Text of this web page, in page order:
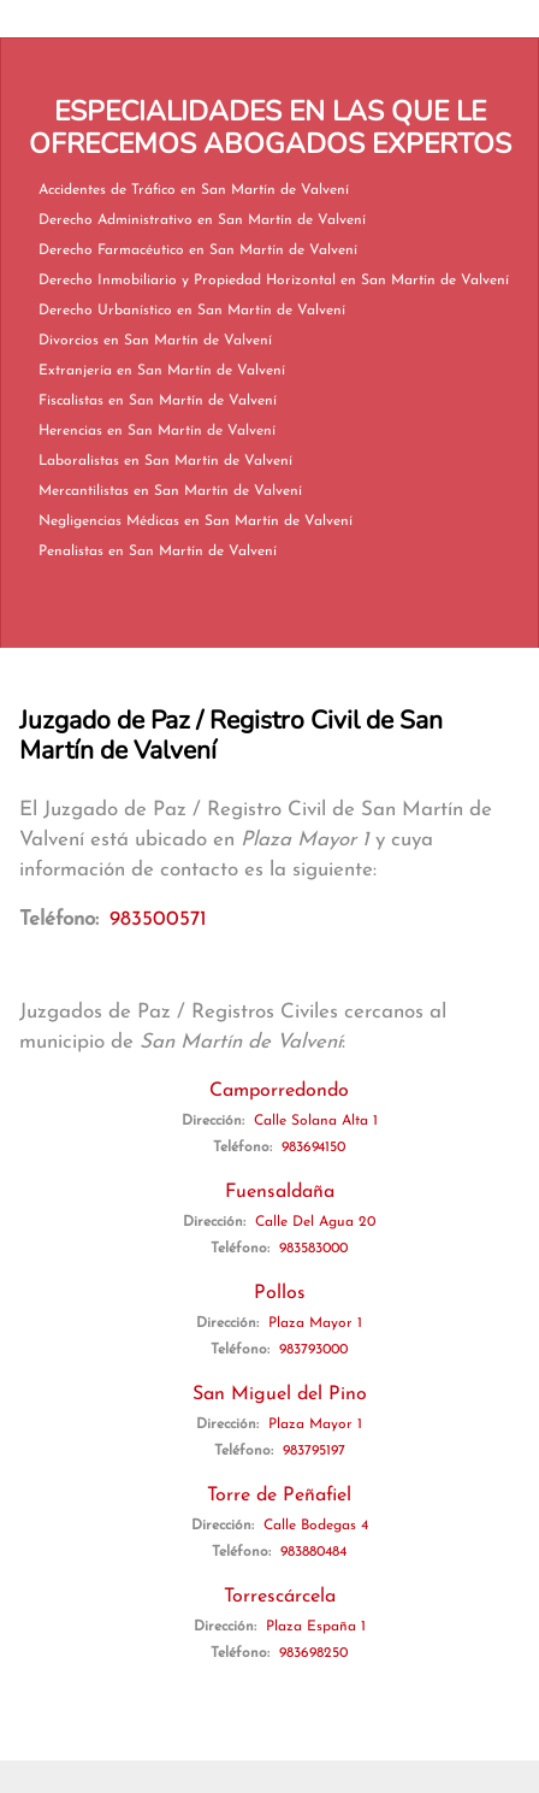
ESPECIALIDADES EN LAS QUE LE
OFRECEMOS ABOGADOS EXPERTOS
Accidentes de Tráfico en San Martín de Valvení
Derecho Administrativo en San Martín de Valvení
Derecho Farmacéutico en San Martín de Valvení
Derecho Inmobiliario y Propiedad Horizontal en San Martín de Valvení
Derecho Urbanístico en San Martín de Valvení
Divorcios en San Martín de Valvení
Extranjería en San Martín de Valvení
Fiscalistas en San Martín de Valvení
Herencias en San Martín de Valvení
Laboralistas en San Martín de Valvení
Mercantilistas en San Martín de Valvení
Negligencias Médicas en San Martín de Valvení
Penalistas en San Martín de Valvení
Juzgado de Paz / Registro Civil de San
Martín de Valvení
El Juzgado de Paz / Registro Civil de San Martín de
Valvení está ubicado en Plaza Mayor 1y cuya
información de contacto es la siguiente:
Teléfono: 983500571
Juzgados de Paz / Registros Civiles cercanos al
municipio de San Martín de Valvení:
Camporredondo
Dirección:
Calle Solana Alta 1
Teléfono:
983694150
Fuensaldaña
Dirección:
Calle Del Agua 20
Teléfono:
983583000
Pollos
Dirección:
Plaza Mayor 1
Teléfono:
983793000
San Miguel del Pino
Dirección:
Plaza Mayor 1
Teléfono:
983795197
Torre de Peñafiel
Dirección:
Calle Bodegas 4
Teléfono:
983880484
Torrescárcela
Dirección:
Plaza España 1
Teléfono:
983698250